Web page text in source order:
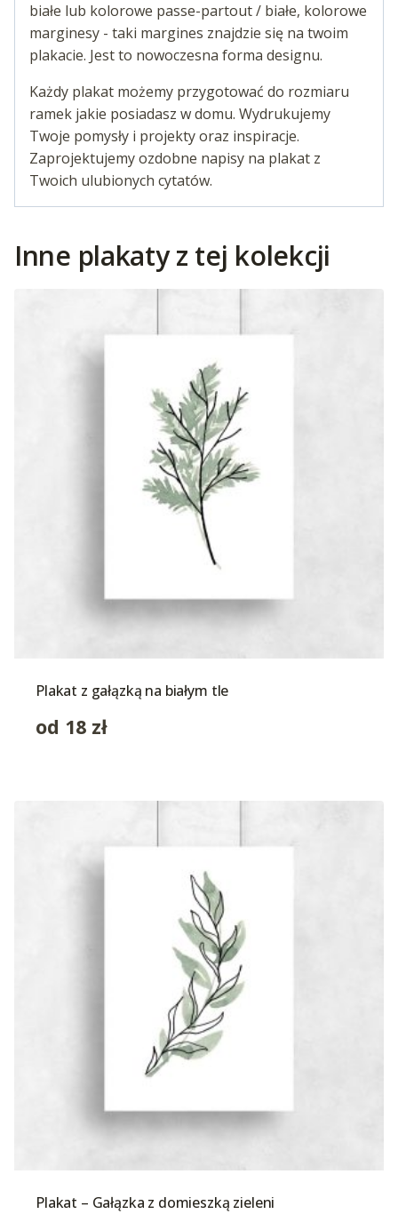
białe lub kolorowe passe-partout / białe, kolorowe
marginesy - taki margines znajdzie się na twoim
plakacie. Jest to nowoczesna forma designu.
Każdy plakat możemy przygotować do rozmiaru
ramek jakie posiadasz w domu. Wydrukujemy
Twoje pomysły i projekty oraz inspiracje.
Zaprojektujemy ozdobne napisy na plakat z
Twoich ulubionych cytatów.
Inne plakaty z tej kolekcji
Plakat z gałązką na białym tle
od 18 zł
Plakat – Gałązka z domieszką zieleni